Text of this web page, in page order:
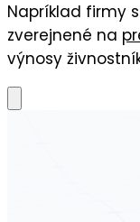
Napríklad firmy
zverejnené na
výnosy